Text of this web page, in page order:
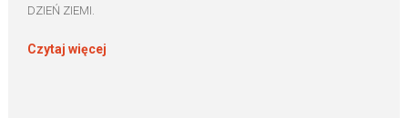
DZIEŃ ZIEMI.
Czytaj więcej